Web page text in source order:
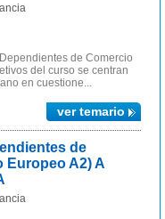
de Comercio
del curso se centran
en cuestione...
ver temario
de
Europeo A2) A